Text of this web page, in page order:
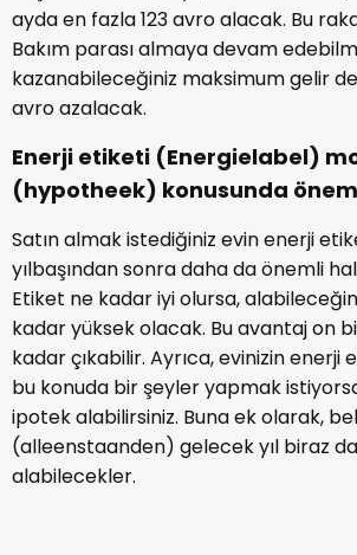
ayda en fazla 123 avro alacak. Bu
Bakım parası almaya devam
kazanabileceğiniz maksimum gelir de
avro azalacak.
Enerji etiketi (Energielabel)
(hypotheek) konusunda
Satın almak istediğiniz evin enerji
yılbaşından sonra daha da önemli
Etiket ne kadar iyi olursa,
kadar yüksek olacak. Bu avantaj on
kadar çıkabilir. Ayrıca, evinizin
bu konuda bir şeyler yapmak
ipotek alabilirsiniz. Buna ek olarak,
(alleenstaanden) gelecek yıl biraz
alabilecekler.